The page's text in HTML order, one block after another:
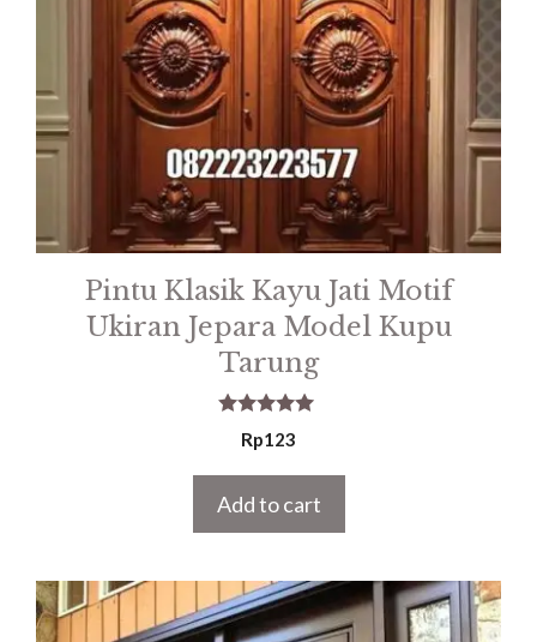
Pintu Klasik Kayu Jati Motif
Ukiran Jepara Model Kupu
Tarung
5.00
out of 5
Rp123
Add to cart